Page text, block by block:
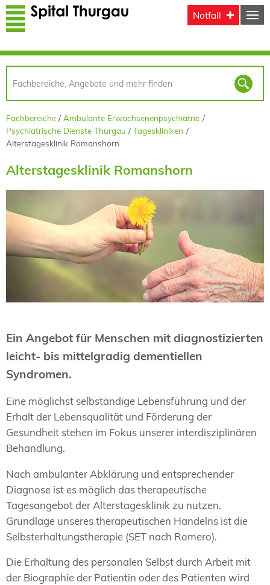
Direkt zum Inhalt
Notfall
Fachbereiche
Ambulante Erwachsenenpsychiatrie
Psychiatrische Dienste Thurgau
Tageskliniken
Alterstagesklinik Romanshorn
Alterstagesklinik Romanshorn
Ein Angebot für Menschen mit diagnostizierten
leicht- bis mittelgradig dementiellen
Syndromen.
Eine möglichst selbständige Lebensführung und der
Erhalt der Lebensqualität und Förderung der
Gesundheit stehen im Fokus unserer interdisziplinären
Behandlung.
Nach ambulanter Abklärung und entsprechender
Diagnose ist es möglich das therapeutische
Tagesangebot der Alterstagesklinik zu nutzen.
Grundlage unseres therapeutischen Handelns ist die
Selbsterhaltungstherapie (SET nach Romero).
Die Erhaltung des personalen Selbst durch Arbeit mit
der Biographie der Patientin oder des Patienten wird